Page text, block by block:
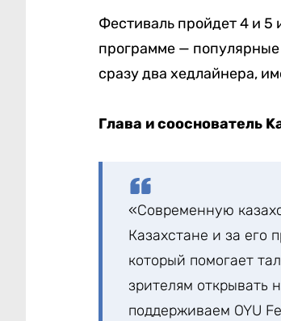
Фестиваль пройдет 4 и
программе —
сразу два хедлайнера,
Глава и сооснователь
«Современную
Казахстане и за его
который помогает
зрителям открывать
поддерживаем OYU